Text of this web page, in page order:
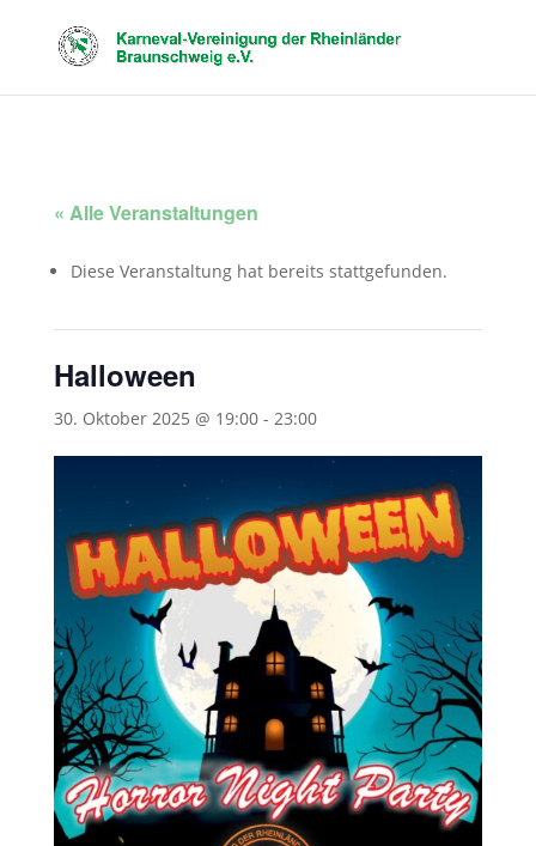
« Alle Veranstaltungen
Diese Veranstaltung hat bereits stattgefunden.
Halloween
30. Oktober 2025 @ 19:00- 23:00